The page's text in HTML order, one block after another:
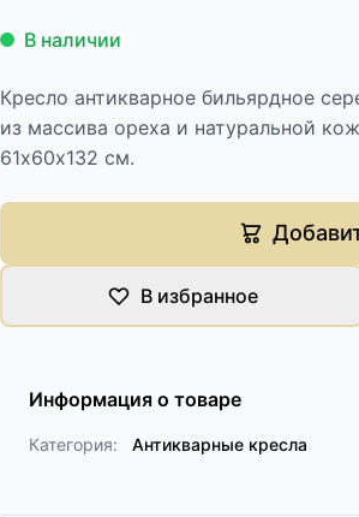
В наличии
Кресло антикварное бильярдное
из массива ореха и натуральной
61х60х132 см.
В избранное
Информация о товаре
Категория: Антикварные кресла